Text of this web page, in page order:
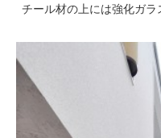
チール材の上には強化ガラ